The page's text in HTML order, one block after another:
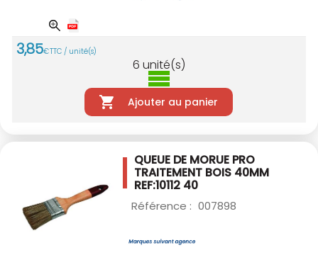
3,85€TTC / unité(s)
6 unité(s)
Ajouter au panier
QUEUE DE MORUE PRO
TRAITEMENT BOIS 40MM
REF:10112 40
Référence : 007898